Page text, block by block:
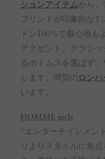
ションアイテムから、
プリントが印象的なT
トン100%で着心地も
アクセント。クラシ
るボトムスを選ばず
します。同型の ロン
います。
HOMME girls
“エンターテインメン
りよりスタイルに焦